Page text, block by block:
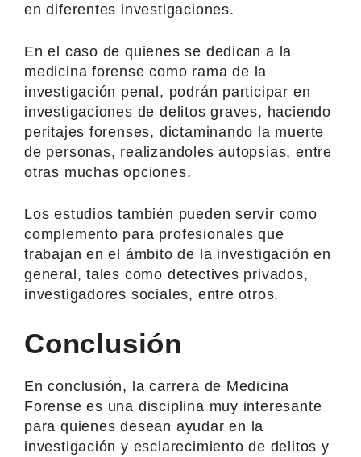
en diferentes investigaciones.
En el caso de quienes se dedican a la
medicina forense como rama de la
investigación penal, podrán participar en
investigaciones de delitos graves, haciendo
peritajes forenses, dictaminando la muerte
de personas, realizandoles autopsias, entre
otras muchas opciones.
Los estudios también pueden servir como
complemento para profesionales que
trabajan en el ámbito de la investigación en
general, tales como detectives privados,
investigadores sociales, entre otros.
Conclusión
En conclusión, la carrera de Medicina
Forense es una disciplina muy interesante
para quienes desean ayudar en la
investigación y esclarecimiento de delitos y